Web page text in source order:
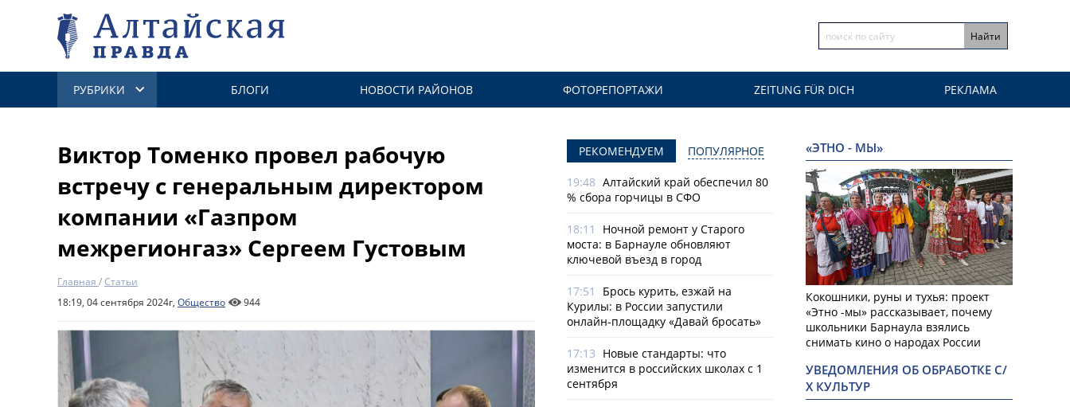
РУБРИКИ БЛОГИ НОВОСТИ РАЙОНОВ ФОТОРЕПОРТАЖИ ZEITUNG FÜR DICH РЕКЛАМА
Виктор Томенко провел рабочую
встречу с генеральным директором
компании «Газпром
межрегионгаз» Сергеем Густовым
Главная /Статьи
18:19, 04 сентября 2024г, Общество 944
РЕКОМЕНДУЕМ ПОПУЛЯРНОЕ
19:48 Алтайский край обеспечил 80
% сбора горчицы в СФО
18:11
Ночной ремонт у Старого
моста: в Барнауле обновляют
ключевой въезд в город
17:51
Брось курить, езжай на
Курилы: в России запустили
онлайн-­площадку «Давай бросать»
17:13 Новые стандарты: что
изменится в российских школах с 1
сентября
«ЭТНО - МЫ»
Кокошники, руны и тухья: проект
«Этно -мы» рассказывает, почему
школьники Барнаула взялись
снимать кино о народах России
УВЕДОМЛЕНИЯ ОБ ОБРАБОТКЕ С/
Х КУЛЬТУР